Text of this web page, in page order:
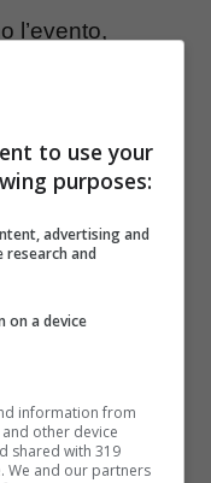
l’evento,
in una lunga
Migliaia
cosa ne sarà
la
to use your
purposes:
advertising and
research and
on a device
information from
other device
shared with 319
We and our partners